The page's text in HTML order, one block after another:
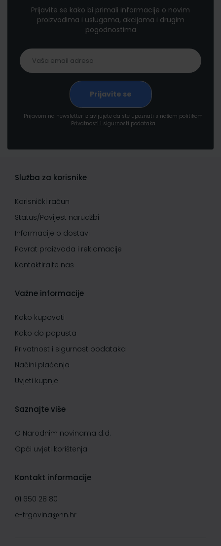
Prijavite se kako bi primali informacije o novim
proizvodima i uslugama, akcijama i drugim
pogodnostima
Prijavom na newsletter izjavljujete da ste upoznati s našom politikom
Privatnosti i sigurnosti podataka
Služba za korisnike
Korisnički račun
Status/Povijest narudžbi
Informacije o dostavi
Povrat proizvoda i reklamacije
Kontaktirajte nas
Važne informacije
Kako kupovati
Kako do popusta
Privatnost i sigurnost podataka
Načini plaćanja
Uvjeti kupnje
Saznajte više
O Narodnim novinama d.d.
Opći uvjeti korištenja
Kontakt informacije
01 650 28 80
e-trgovina@nn.hr